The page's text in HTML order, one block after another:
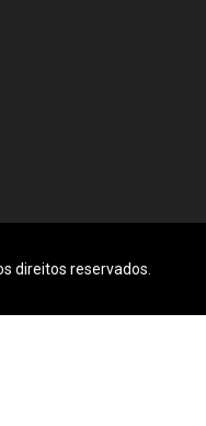
direitos reservados.